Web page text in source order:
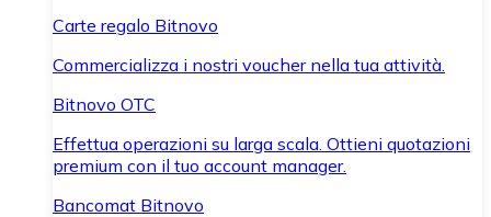
Carte regalo Bitnovo
Commercializza i nostri voucher nella tua attività.
Bitnovo OTC
Effettua operazioni su larga scala. Ottieni quotazioni
premium con il tuo account manager.
Bancomat Bitnovo